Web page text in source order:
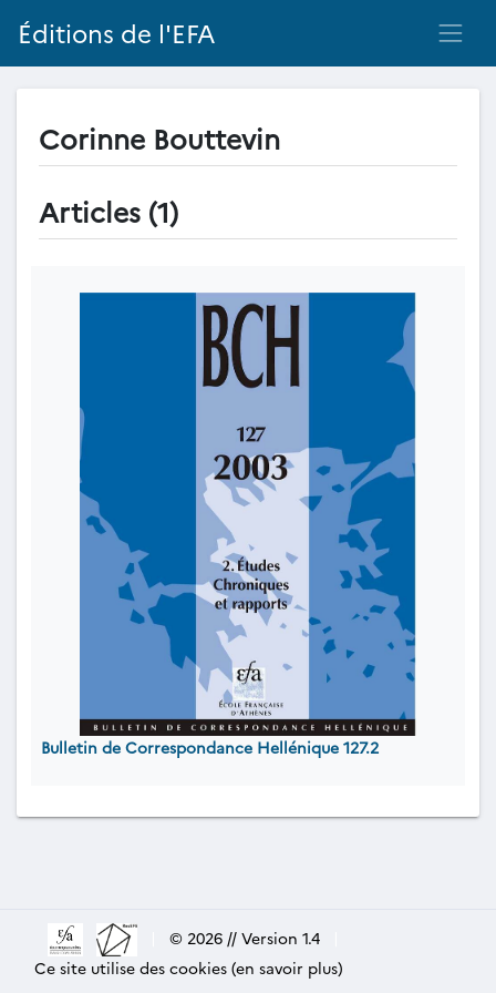
Éditions de l'EFA
Corinne Bouttevin
Articles (1)
Bulletin de Correspondance Hellénique 127.2
© 2026 // Version 1.4
Ce site utilise des cookies (en savoir plus)